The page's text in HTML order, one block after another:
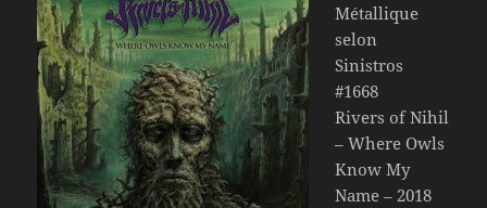
Métallique
selon
Sinistros
#1668
Rivers of Nihil
– Where Owls
Know My
Name – 2018